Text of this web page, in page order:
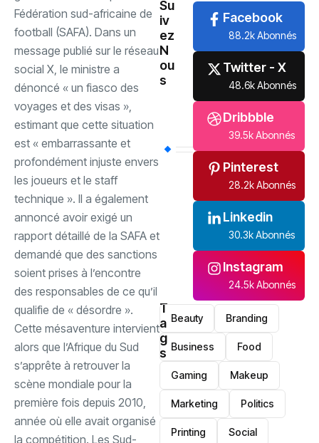
Fédération sud-africaine de
football (SAFA). Dans un
message publié sur le réseau
social X, le ministre a
dénoncé « un fiasco des
voyages et des visas »,
estimant que cette situation
est « embarrassante et
profondément injuste envers
les joueurs et le staff
technique ». Il a également
annoncé avoir exigé un
rapport détaillé de la SAFA et
demandé que des sanctions
soient prises à l’encontre
des responsables de ce qu’il
qualifie de « désordre ».
‎Cette mésaventure intervient
alors que l’Afrique du Sud
s’apprête à retrouver la
scène mondiale pour la
première fois depuis 2010,
année où elle avait organisé
la compétition. Les Sud-
Su
iv
ez
N
ou
s
Facebook
88.2k Abonnés
Twitter - X
48.6k Abonnés
Dribbble
39.5k Abonnés
Pinterest
28.2k Abonnés
Linkedin
30.3k Abonnés
Instagram
24.5k Abonnés
T
a
g
s
Beauty Branding
Business Food
Gaming Makeup
Marketing Politics
Printing Social